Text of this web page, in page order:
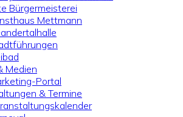
Bürgermeisterei
Mettmann
Medien
Portal
& Termine